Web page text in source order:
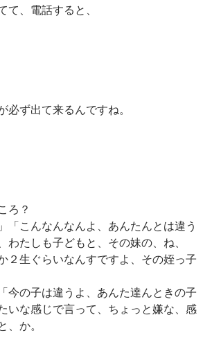
て、電話すると、
必ず出て来るんですね。
ろ？
「こんなんなんよ、あんたんとは違う
わたしも子どもと、その妹の、ね、
２生ぐらいなんすですよ、その姪っ子
今の子は違うよ、あんた達んときの子
いな感じで言って、ちょっと嫌な、感
、か。